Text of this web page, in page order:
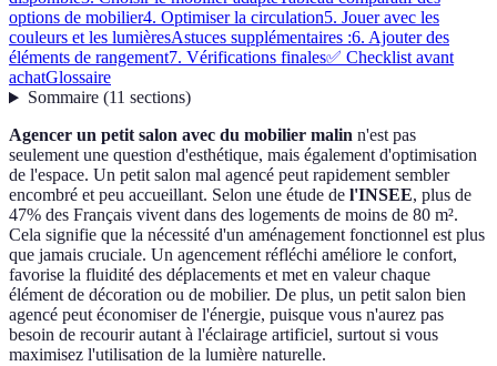
options de mobilier4. Optimiser la circulation5. Jouer avec les
couleurs et les lumièresAstuces supplémentaires :6. Ajouter des
éléments de rangement7. Vérifications finales✅ Checklist avant
achatGlossaire
Sommaire(11 sections)
Agencer un petit salon avec du mobilier malin n'est pas
seulement une question d'esthétique, mais également d'optimisation
de l'espace. Un petit salon mal agencé peut rapidement sembler
encombré et peu accueillant. Selon une étude de l'INSEE, plus de
47% des Français vivent dans des logements de moins de 80 m².
Cela signifie que la nécessité d'un aménagement fonctionnel est plus
que jamais cruciale. Un agencement réfléchi améliore le confort,
favorise la fluidité des déplacements et met en valeur chaque
élément de décoration ou de mobilier. De plus, un petit salon bien
agencé peut économiser de l'énergie, puisque vous n'aurez pas
besoin de recourir autant à l'éclairage artificiel, surtout si vous
maximisez l'utilisation de la lumière naturelle.